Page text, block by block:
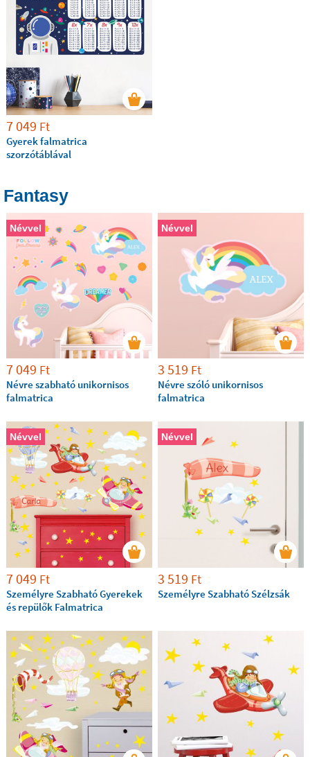
7 049 Ft
Gyerek falmatrica
szorzótáblával
Fantasy
Névvel
7 049 Ft
Névre szabható unikornisos
falmatrica
Névvel
3 519 Ft
Névre szóló unikornisos
falmatrica
Névvel
7 049 Ft
Személyre Szabható Gyerekek
és repülők Falmatrica
Névvel
3 519 Ft
Személyre Szabható Szélzsák